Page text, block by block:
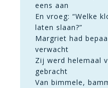
eens aan
En vroeg: “Welke
laten slaan?”
Margriet had
verwacht
Zij werd helemaal
gebracht
Van bimmele,